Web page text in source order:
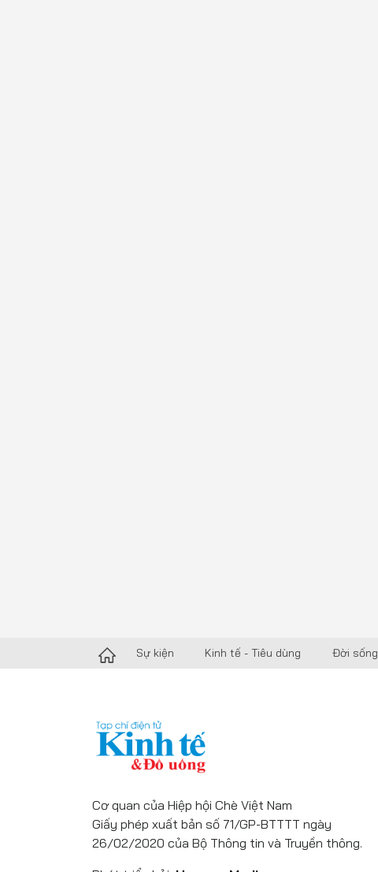
Sự kiện Kinh tế - Tiêu dùng Đời sống
Cơ quan của Hiệp hội Chè Việt Nam
Giấy phép xuất bản số 71/GP-BTTTT ngày
26/02/2020 của Bộ Thông tin và Truyền thông.